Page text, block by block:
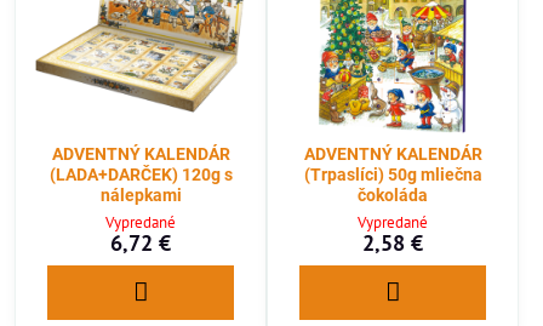
ADVENTNÝ KALENDÁR
(LADA+DARČEK) 120g s
nálepkami
Vypredané
6,72 €
ADVENTNÝ KALENDÁR
(Trpaslíci) 50g mliečna
čokoláda
Vypredané
2,58 €